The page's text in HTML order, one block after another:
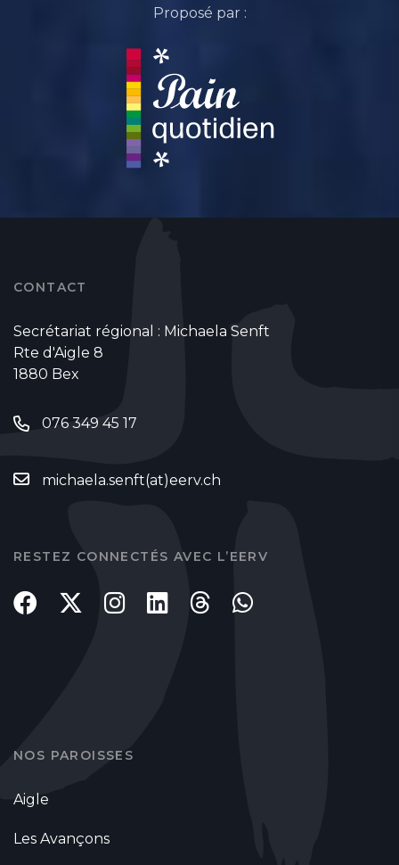
Proposé par :
CONTACT
Secrétariat régional : Michaela Senft
Rte d'Aigle 8
1880 Bex
076 349 45 17
michaela.senft(at)eerv.ch
RESTEZ CONNECTÉS AVEC L’EERV
NOS PAROISSES
Aigle
Les Avançons